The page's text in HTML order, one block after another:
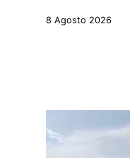
8 Agosto 2026